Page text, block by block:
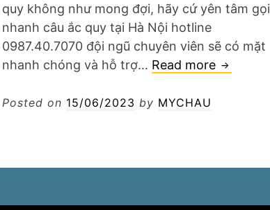
quy không như mong đợi, hãy cứ yên tâm gọi
nhanh câu ắc quy tại Hà Nội hotline
0987.40.7070 đội ngũ chuyên viên sẽ có mặt
nhanh chóng và hỗ trợ… Read more Câu
Posted on 15/06/2023 by MYCHAU